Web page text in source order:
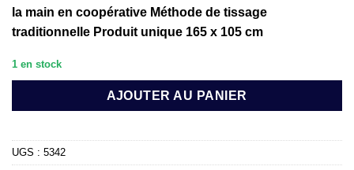
la main en coopérative Méthode de tissage
traditionnelle Produit unique 165 x 105 cm
1 en stock
AJOUTER AU PANIER
UGS : 5342